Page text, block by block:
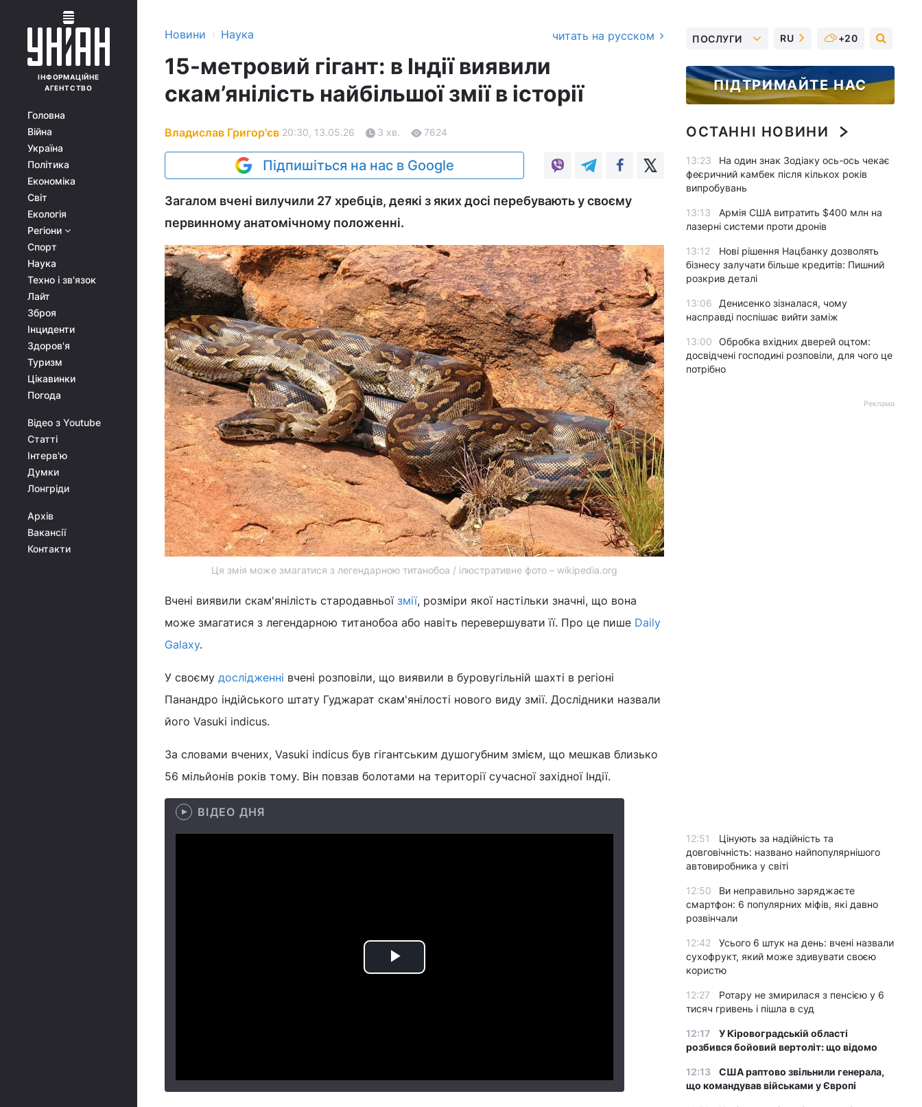
ІНФОРМАЦІЙНЕ
АГЕНТСТВО
Головна
Війна
Україна
Політика
Економіка
Світ
Екологія
Регіони
Спорт
Наука
Техно і зв'язок
Лайт
Зброя
Інциденти
Здоров'я
Туризм
Цікавинки
Погода
Відео з Youtube
Статті
Інтерв'ю
Думки
Лонгріди
Архів
Вакансії
Контакти
Новини › Наука читать на русском
15-метровий гігант: в Індії виявили
скам’янілість найбільшої змії в історії
Владислав Григор'єв 20:30, 13.05.26 3 хв. 7624
Підпишіться на нас в Google
Загалом вчені вилучили 27 хребців, деякі з яких досі перебувають у своєму
первинному анатомічному положенні.
Ця змія може змагатися з легендарною титанобоа / ілюстративне фото – wikipedia.org
Вчені виявили скам'янілість стародавньої змії, розміри якої настільки значні, що вона
може змагатися з легендарною титанобоа або навіть перевершувати її. Про це пише Daily
Galaxy.
У своєму дослідженні вчені розповіли, що виявили в буровугільній шахті в регіоні
Панандро індійського штату Гуджарат скам'янілості нового виду змії. Дослідники назвали
його Vasuki indicus.
За словами вчених, Vasuki indicus був гігантським душогубним змієм, що мешкав близько
56 мільйонів років тому. Він повзав болотами на території сучасної західної Індії.
ВІДЕО ДНЯ
Play
ПОСЛУГИ RU +20
ПІДТРИМАЙТЕ НАС
ОСТАННІ НОВИНИ
13:23
На один знак Зодіаку ось-ось чекає
феєричний камбек після кількох років
випробувань
13:13
Армія США витратить $400 млн на
лазерні системи проти дронів
13:12
Нові рішення Нацбанку дозволять
бізнесу залучати більше кредитів: Пишний
розкрив деталі
13:06
Денисенко зізналася, чому
насправді поспішає вийти заміж
13:00
Обробка вхідних дверей оцтом:
досвідчені господині розповіли, для чого це
потрібно
Реклама
12:51
Цінують за надійність та
довговічність: названо найпопулярнішого
автовиробника у світі
12:50
Ви неправильно заряджаєте
смартфон: 6 популярних міфів, які давно
розвінчали
12:42
Усього 6 штук на день: вчені назвали
сухофрукт, який може здивувати своєю
користю
12:27
Ротару не змирилася з пенсією у 6
тисяч гривень і пішла в суд
12:17
У Кіровоградській області
розбився бойовий вертоліт: що відомо
12:13
США раптово звільнили генерала,
що командував військами у Європі